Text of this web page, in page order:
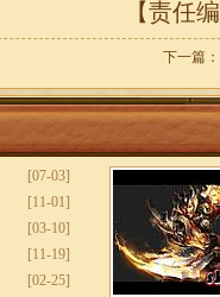
【责任
下一篇：
[07-03]
[11-01]
[03-10]
[11-19]
[02-25]